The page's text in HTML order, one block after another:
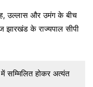
उल्लास और उमंग के बीच
झारखंड के राज्यपाल सीपी
में सम्मिलित होकर अत्यंत